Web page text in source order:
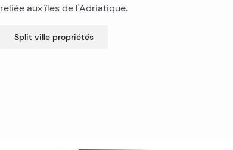
reliée aux îles de l'Adriatique.
Split ville propriétés